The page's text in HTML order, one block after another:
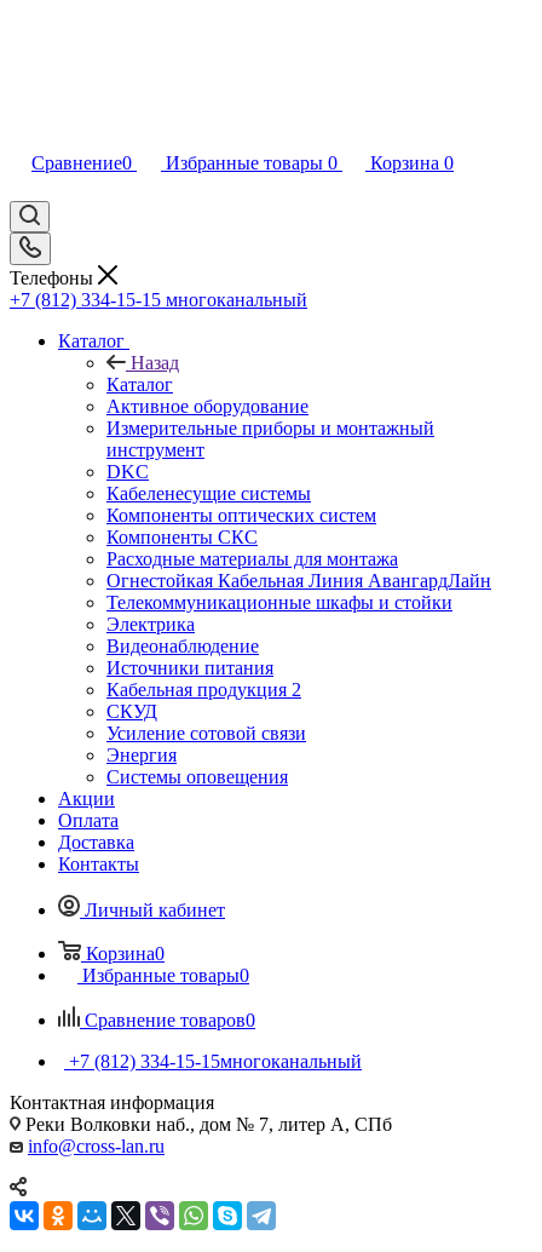
Сравнение0 Избранные товары 0 Корзина 0
Телефоны
+7 (812) 334-15-15 многоканальный
Каталог
Назад
Каталог
Активное оборудование
Измерительные приборы и монтажный
инструмент
DKC
Кабеленесущие системы
Компоненты оптических систем
Компоненты СКС
Расходные материалы для монтажа
Огнестойкая Кабельная Линия АвангардЛайн
Телекоммуникационные шкафы и стойки
Электрика
Видеонаблюдение
Источники питания
Кабельная продукция 2
СКУД
Усиление сотовой связи
Энергия
Системы оповещения
Акции
Оплата
Доставка
Контакты
Личный кабинет
Корзина0
Избранные товары0
Сравнение товаров0
+7 (812) 334-15-15многоканальный
Контактная информация
Реки Волковки наб., дом № 7, литер А, СПб
info@cross-lan.ru